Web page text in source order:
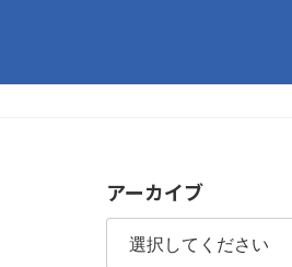
アーカイブ